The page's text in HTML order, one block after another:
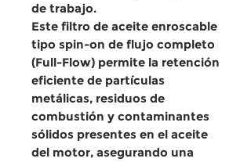
de trabajo.
Este filtro de aceite enroscable
tipo spin-on de flujo completo
(Full-Flow) permite la retención
eficiente de partículas
metálicas, residuos de
combustión y contaminantes
sólidos presentes en el aceite
del motor, asegurando una